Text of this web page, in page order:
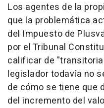
Los agentes de la
que la problemática
del Impuesto de
por el Tribunal
calificar de
legislador todavía no
de cómo se tiene que
del incremento del